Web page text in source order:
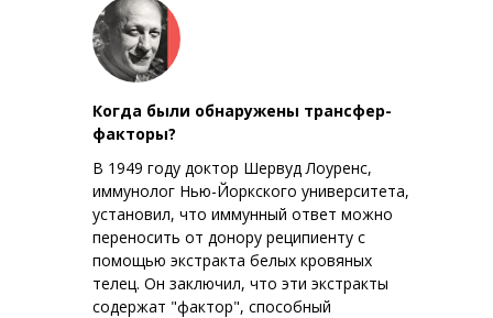
Когда были обнаружены трансфер-
факторы?
В 1949 году доктор Шервуд Лоуренс,
иммунолог Нью-Йоркского университета,
установил, что иммунный ответ можно
переносить от донору реципиенту с
помощью экстракта белых кровяных
телец. Он заключил, что эти экстракты
содержат "фактор", способный